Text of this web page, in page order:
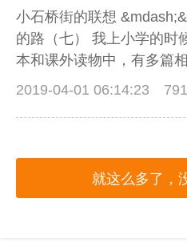
小石桥街的联想
的路（七） 我上小学的时
本和课外读物中，有多篇
2019-04-01 06:14:23
就这么多了，